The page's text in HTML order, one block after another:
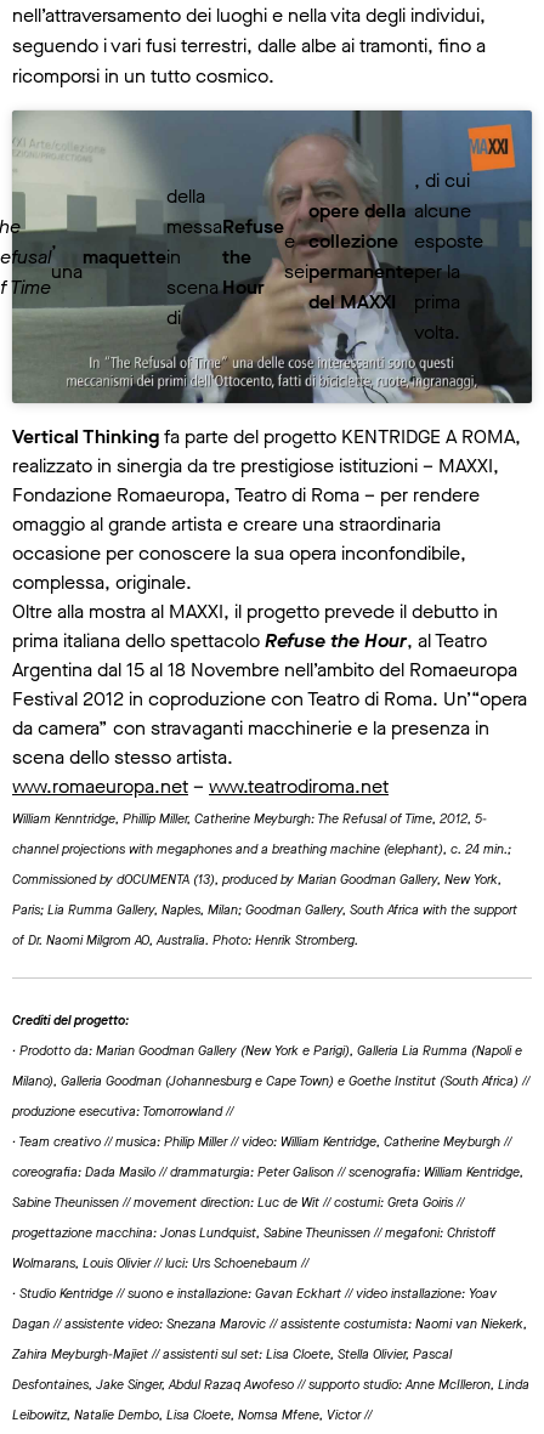
nell’attraversamento dei luoghi e nella vita degli individui,
seguendo i vari fusi terrestri, dalle albe ai tramonti, fino a
ricomporsi in un tutto cosmico.
Time
,
una
maquette
della
messa
in
scena
di
Refuse
the
Hour
e
sei
opere della
collezione
permanente
del MAXXI
, di cui
alcune
esposte
per la
prima
volta.
Vertical Thinkingfa parte del progetto KENTRIDGE A ROMA,
realizzato in sinergia da tre prestigiose istituzioni – MAXXI,
Fondazione Romaeuropa, Teatro di Roma – per rendere
omaggio al grande artista e creare una straordinaria
occasione per conoscere la sua opera inconfondibile,
complessa, originale.
Oltre alla mostra al MAXXI, il progetto prevede il debutto in
prima italiana dello spettacoloRefuse the Hour, al Teatro
Argentina dal 15 al 18 Novembre nell’ambito del Romaeuropa
Festival 2012 in coproduzione con Teatro di Roma. Un’“opera
da camera” con stravaganti macchinerie e la presenza in
scena dello stesso artista.
www.romaeuropa.net– www.teatrodiroma.net
William Kenntridge, Phillip Miller, Catherine Meyburgh: The Refusal of Time, 2012, 5-
channel projections with megaphones and a breathing machine (elephant), c. 24 min.;
Commissioned by dOCUMENTA (13), produced by Marian Goodman Gallery, New York,
Paris; Lia Rumma Gallery, Naples, Milan; Goodman Gallery, South Africa with the support
of Dr. Naomi Milgrom AO, Australia. Photo: Henrik Stromberg.
Crediti del progetto:
· Prodotto da: Marian Goodman Gallery (New York e Parigi), Galleria Lia Rumma (Napoli e
Milano), Galleria Goodman (Johannesburg e Cape Town) e Goethe Institut (South Africa) //
produzione esecutiva: Tomorrowland //
· Team creativo // musica: Philip Miller // video: William Kentridge, Catherine Meyburgh //
coreografia: Dada Masilo // drammaturgia: Peter Galison // scenografia: William Kentridge,
Sabine Theunissen // movement direction: Luc de Wit // costumi: Greta Goiris //
progettazione macchina: Jonas Lundquist, Sabine Theunissen // megafoni: Christoff
Wolmarans, Louis Olivier // luci: Urs Schoenebaum //
· Studio Kentridge // suono e installazione: Gavan Eckhart // video installazione: Yoav
Dagan // assistente video: Snezana Marovic // assistente costumista: Naomi van Niekerk,
Zahira Meyburgh-Majiet // assistenti sul set: Lisa Cloete, Stella Olivier, Pascal
Desfontaines, Jake Singer, Abdul Razaq Awofeso // supporto studio: Anne McIlleron, Linda
Leibowitz, Natalie Dembo, Lisa Cloete, Nomsa Mfene, Victor //